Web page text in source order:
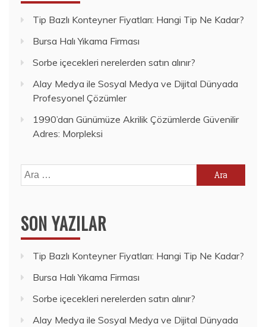
Tip Bazlı Konteyner Fiyatları: Hangi Tip Ne Kadar?
Bursa Halı Yıkama Firması
Sorbe içecekleri nerelerden satın alınır?
Alay Medya ile Sosyal Medya ve Dijital Dünyada
Profesyonel Çözümler
1990’dan Günümüze Akrilik Çözümlerde Güvenilir
Adres: Morpleksi
Arama:
SON YAZILAR
Tip Bazlı Konteyner Fiyatları: Hangi Tip Ne Kadar?
Bursa Halı Yıkama Firması
Sorbe içecekleri nerelerden satın alınır?
Alay Medya ile Sosyal Medya ve Dijital Dünyada